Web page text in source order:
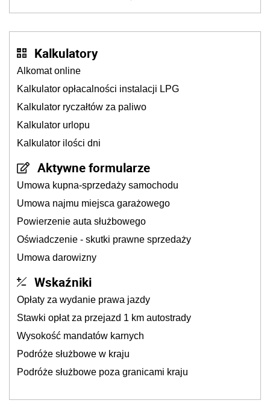
Kalkulatory
Alkomat online
Kalkulator opłacalności instalacji LPG
Kalkulator ryczałtów za paliwo
Kalkulator urlopu
Kalkulator ilości dni
Aktywne formularze
Umowa kupna-sprzedaży samochodu
Umowa najmu miejsca garażowego
Powierzenie auta służbowego
Oświadczenie - skutki prawne sprzedaży
Umowa darowizny
Wskaźniki
Opłaty za wydanie prawa jazdy
Stawki opłat za przejazd 1 km autostrady
Wysokość mandatów karnych
Podróże służbowe w kraju
Podróże służbowe poza granicami kraju